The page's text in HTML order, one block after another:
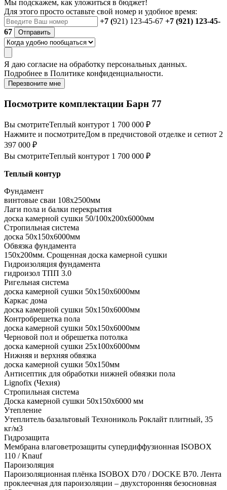
Мы подскажем, как уложиться в бюджет!
Для этого просто оставьте свой номер и удобное время:
+7 (921) 123-45-67 +7 (921) 123-45-
67
Отправить
Я даю согласие на обработку персональных данных.
Подробнее в Политике конфиденциальности.
Перезвоните мне
Посмотрите комплектации Барн 77
Вы смотритеТеплый контурот 1 700 000 ₽
Нажмите и посмотритеДом в предчистовой отделке и сетиот 2
397 000 ₽
Вы смотритеТеплый контурот 1 700 000 ₽
Теплый контур
Фундамент
винтовые сваи 108x2500мм
Лаги пола и балки перекрытия
доска камерной сушки 50/100x200x6000мм
Стропильная система
доска 50x150x6000мм
Обвязка фундамента
150x200мм. Срощенная доска камерной сушки
Гидроизоляция фундамента
гидроизол ТПП 3.0
Ригельная система
доска камерной сушки 50x150x6000мм
Каркас дома
доска камерной сушки 50x150x6000мм
Контробрешетка пола
доска камерной сушки 50x150x6000мм
Черновой пол и обрешетка потолка
доска камерной сушки 25x100x6000мм
Нижняя и верхняя обвязка
доска камерной сушки 50x150мм
Антисептик для обработки нижней обвязки пола
Lignofix (Чехия)
Стропильная система
Доска камерной сушки 50х150х6000 мм
Утепление
Утеплитель базальтовый Технониколь Роклайт плитный, 35
кг/м3
Гидрозащита
Мембрана влаговетрозащиты супердиффузионная ISOBOX
110 / Knauf
Пароизоляция
Пароизоляционная плёнка ISOBOX D70 / DOCKЕ B70. Лента
проклеечная для пароизоляции – двухсторонняя безосновная